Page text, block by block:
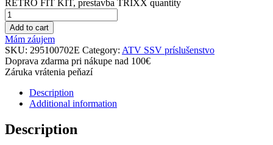
RETRO FIT KIT, prestavba TRIXX quantity
Add to cart
Mám záujem
SKU: 295100702E Category: ATV SSV príslušenstvo
Doprava zdarma pri nákupe nad 100€
Záruka vrátenia peňazí
Description
Additional information
Description